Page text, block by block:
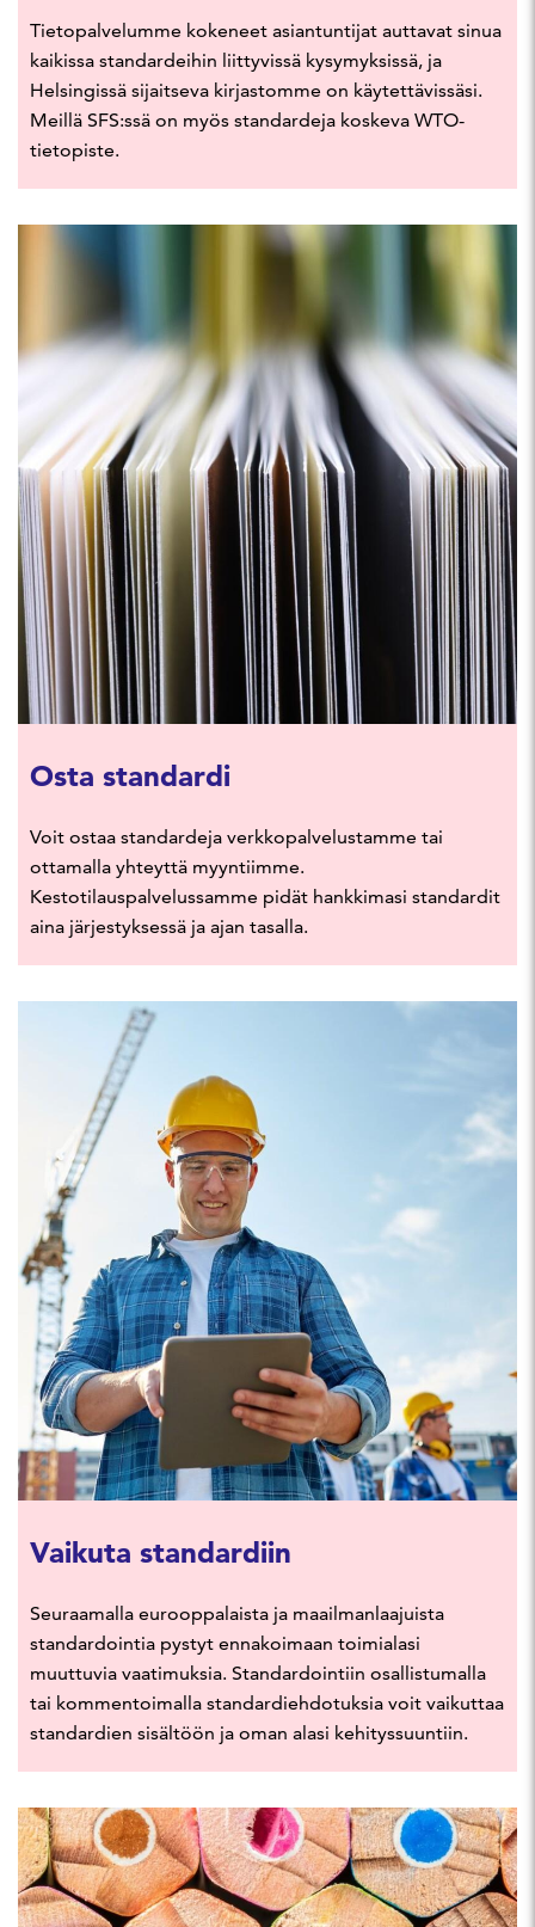
Tietopalvelumme kokeneet asiantuntijat auttavat sinua
kaikissa standardeihin liittyvissä kysymyksissä, ja
Helsingissä sijaitseva kirjastomme on käytettävissäsi.
Meillä SFS:ssä on myös standardeja koskeva WTO-
tietopiste.
Osta standardi
Voit ostaa standardeja verkkopalvelustamme tai
ottamalla yhteyttä myyntiimme.
Kestotilauspalvelussamme pidät hankkimasi standardit
aina järjestyksessä ja ajan tasalla.
Vaikuta standardiin
Seuraamalla eurooppalaista ja maailmanlaajuista
standardointia pystyt ennakoimaan toimialasi
muuttuvia vaatimuksia. Standardointiin osallistumalla
tai kommentoimalla standardiehdotuksia voit vaikuttaa
standardien sisältöön ja oman alasi kehityssuuntiin.